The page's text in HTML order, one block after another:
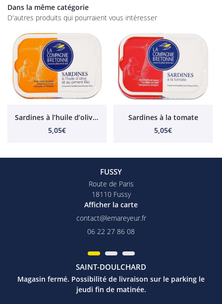
et tarifs
REJOIGNEZ-
Dans la même catégorie
D'autres produits qui pourraient vous intéresser
Sardines à l’huile d’olive et au piment Bio
5,05€
Sardines à la tomate
5,05€
FUSSY
Route de Paris
18110 Fussy
Afficher la carte
06 22 27 86 08
SAINT-DOULCHARD
Magasin fermé. Possibilité de livraison sur le parking le
jeudi fin de matinée.